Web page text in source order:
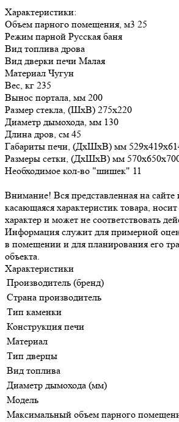
Характеристики:
Объем парного помещения, м3 25
Режим парной Русская баня
Вид топлива дрова
Вид дверки печи Малая
Материал Чугун
Вес, кг 235
Вынос портала, мм 200
Размер стекла, (ШхВ) 275х220
Диаметр дымохода, мм 130
Длина дров, см 45
Габариты печи, (ДхШхВ) мм
Размеры сетки, (ДхШхВ) мм
Необходимое кол-во "шишек" 11
Внимание! Вся представленная на
касающаяся характеристик товара,
характер и может не соответствовать
Информация служит для примерной
в помещении и для планирования его
объекта.
Характеристики
Производитель (бренд)
Страна производитель
Тип каменки
Конструкция печи
Материал
Тип дверцы
Вид топлива
Диаметр дымохода (мм)
Модель
Максимальный объем парного